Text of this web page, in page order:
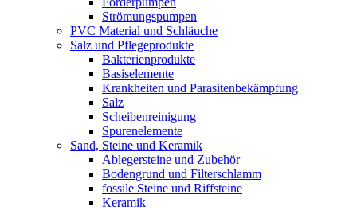
Strömungspumpen
PVC Material und Schläuche
Salz und Pflegeprodukte
Bakterienprodukte
Basiselemente
Krankheiten und Parasitenbekämpfung
Salz
Scheibenreinigung
Spurenelemente
Sand, Steine und Keramik
Ablegersteine und Zubehör
Bodengrund und Filterschlamm
fossile Steine und Riffsteine
Keramik